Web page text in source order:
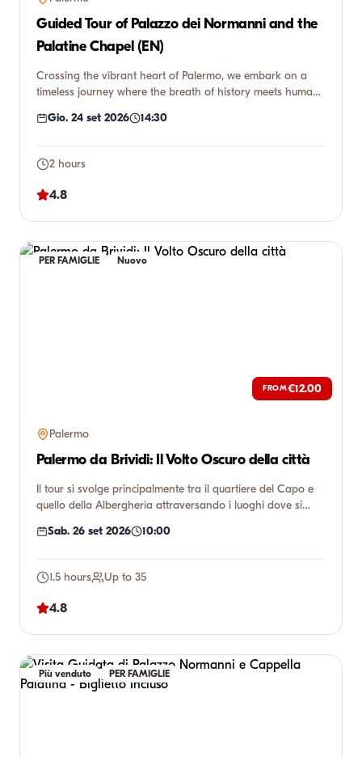
Guided Tour of Palazzo dei Normanni and the
Palatine Chapel (EN)
Crossing the vibrant heart of Palermo, we embark on a
timeless journey where the breath of history meets human
Gio. 24 set 2026 14:30
2 hours
4.8
PER FAMIGLIE Nuovo
FROM€12.00
Palermo
Palermo da Brividi: Il Volto Oscuro della città
Il tour si svolge principalmente tra il quartiere del Capo e
quello della Albergheria attraversando i luoghi dove si
Sab. 26 set 2026 10:00
1.5 hours Up to 35
4.8
Più venduto PER FAMIGLIE